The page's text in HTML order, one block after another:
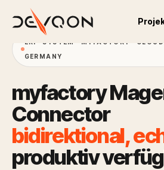
ERP-SYSTEM · MYFACTORY ·
GERMANY
myfactoryMage
Connector
bidirektional,ec
produktivverfüg